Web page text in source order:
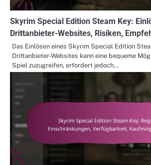
Skyrim Special Edition Steam Key:
Drittanbieter-Websites, Risiken,
Das Einlösen eines Skyrim Special Edition
Drittanbieter-Websites kann eine bequeme
Spiel zuzugreifen, erfordert jedoch…